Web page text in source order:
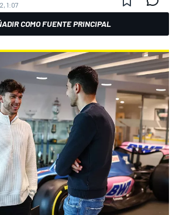
1:07
COMO FUENTE PRINCIPAL